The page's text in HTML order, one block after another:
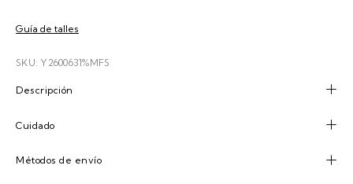
Guía de talles
SKU: Y2600631%MFS
Descripción
Cuidado
Métodos de envío